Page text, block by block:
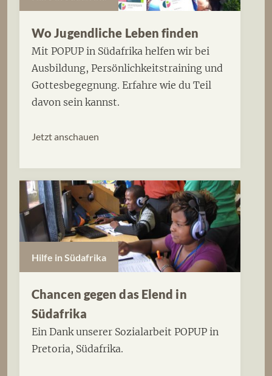
Wo Jugendliche Leben finden
Mit POPUP in Südafrika helfen wir bei
Ausbildung, Persönlichkeitstraining und
Gottesbegegnung. Erfahre wie du Teil
davon sein kannst.
Jetzt anschauen
Hilfe in Südafrika
Chancen gegen das Elend in
Südafrika
Ein Dank unserer Sozialarbeit POPUP in
Pretoria, Südafrika.